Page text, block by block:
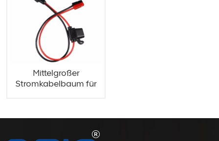
Mittelgroßer
Stromkabelbaum für